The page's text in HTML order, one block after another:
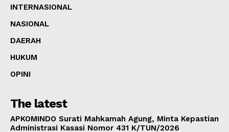
INTERNASIONAL
NASIONAL
DAERAH
HUKUM
OPINI
The latest
APKOMINDO Surati Mahkamah Agung, Minta Kepastian
Administrasi Kasasi Nomor 431 K/TUN/2026